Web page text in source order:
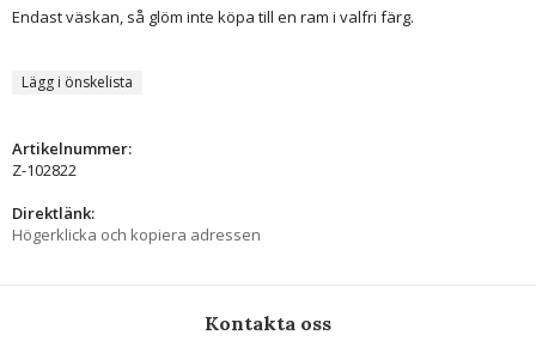
Endast väskan, så glöm inte köpa till en ram i valfri färg.
Lägg i önskelista
Artikelnummer:
Z-102822
Direktlänk:
Högerklicka och kopiera adressen
Kontakta oss